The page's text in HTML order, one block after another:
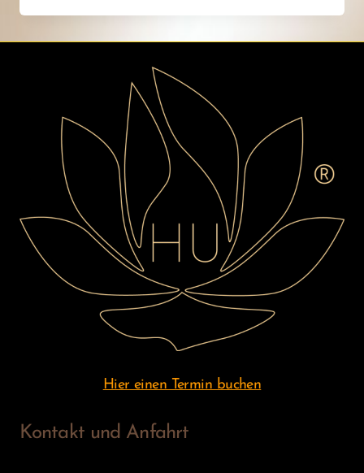
2019
DER
OFFENEN
TÜR
Hier einen Termin buchen
Kontakt und Anfahrt